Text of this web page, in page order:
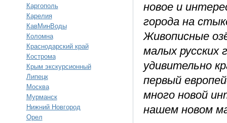
Каргополь
Карелия
КавМинВоды
Коломна
Краснодарский край
Кострома
Крым экскурсионный
Липецк
Москва
Мурманск
Нижний Новгород
Орел
новое и
города на
Живописные
малых русских
удивительно
первый
много новой
нашем новом